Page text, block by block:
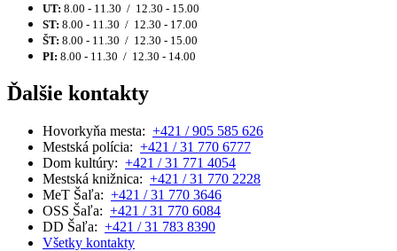
UT: 8.00 - 11.30 / 12.30 - 15.00
ST: 8.00 - 11.30 / 12.30 - 17.00
ŠT: 8.00 - 11.30 / 12.30 - 15.00
PI: 8.00 - 11.30 / 12.30 - 14.00
Ďalšie kontakty
Hovorkyňa mesta: +421 / 905 585 626
Mestská polícia: +421 / 31 770 6777
Dom kultúry: +421 / 31 771 4054
Mestská knižnica: +421 / 31 770 2228
MeT Šaľa: +421 / 31 770 3646
OSS Šaľa: +421 / 31 770 6084
DD Šaľa: +421 / 31 783 8390
Všetky kontakty